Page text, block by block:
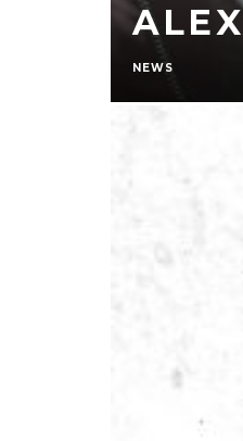
NEWS